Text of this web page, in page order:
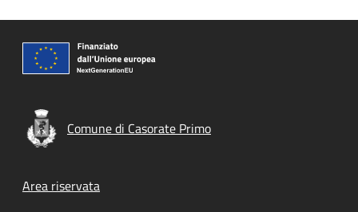
Comune di Casorate Primo
Footer menu
Area riservata